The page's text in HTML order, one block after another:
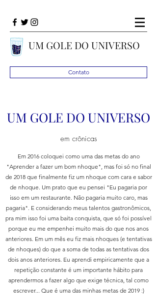
UM GOLE DO UNIVERSO
Contato
UM GOLE DO UNIVERSO
em crônicas
Em 2016 coloquei como uma das metas do ano
"Aprender a fazer um bom nhoque", mas foi só no final
de 2018 que finalmente fiz um nhoque com cara e sabor
de nhoque. Um prato que eu pensei "Eu pagaria por
isso em um restaurante. Não pagaria muito caro, mas
pagaria". E considerando meus talentos gastronômicos,
pra mim isso foi uma baita conquista, que só foi possível
porque eu me empenhei muito mais do que nos anos
anteriores. Em um mês eu fiz mais nhoques (e tentativas
de nhoques) do que a soma de todas as tentativas dos
dois anos anteriores. Eu aprendi empiricamente que a
repetição constante é um importante hábito para
aprendermos a fazer algo que exige técnica, tal como
escrever... Que é uma das minhas metas de 2019 :)